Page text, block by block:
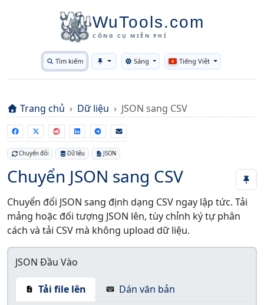
WuTools.com
CÔNG CỤ MIỄN PHÍ
Tìm kiếm Toggle theme
Sáng Tiếng Việt
Trang chủ Dữ liệu JSON sang CSV
Chuyển đổi Dữ liệu JSON
Chuyển JSON sang CSV
Chuyển đổi JSON sang định dạng CSV ngay lập tức. Tải
mảng hoặc đối tượng JSON lên, tùy chỉnh ký tự phân
cách và tải CSV mà không upload dữ liệu.
JSON Đầu Vào
Tải file lên Dán văn bản